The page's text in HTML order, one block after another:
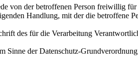
von der betroffenen Person freiwillig für
Handlung, mit der die betroffene
des für die Verarbeitung
Sinne der Datenschutz-